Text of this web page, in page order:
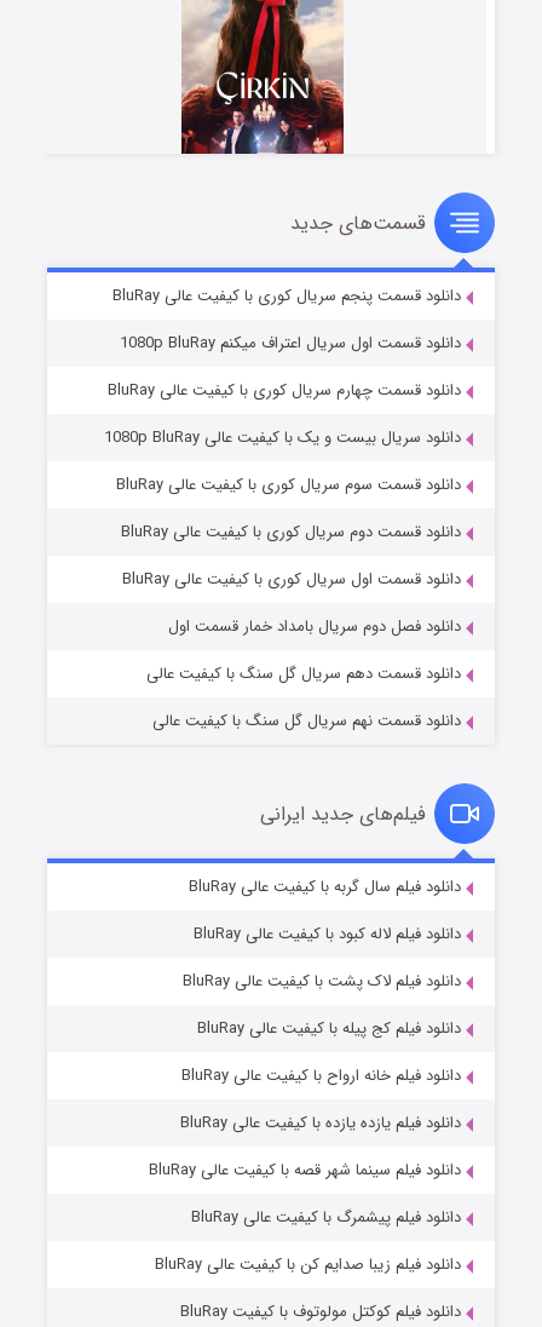
سریال زشت
قسمت5 (زیرنویس) منتشر شد
وستی ها
قسمت1 (زیرنویس) منتشر شد
قسمت6 (زیرنویس) منتشر شد
قسمت‌های جدید
دانلود قسمت پنجم سریال کوری با کیفیت عالی BluRay
دانلود قسمت اول سریال اعتراف میکنم 1080p BluRay
دانلود قسمت چهارم سریال کوری با کیفیت عالی BluRay
دانلود سریال بیست و یک با کیفیت عالی 1080p BluRay
دانلود قسمت سوم سریال کوری با کیفیت عالی BluRay
دانلود قسمت دوم سریال کوری با کیفیت عالی BluRay
دانلود قسمت اول سریال کوری با کیفیت عالی BluRay
دانلود فصل دوم سریال بامداد خمار قسمت اول
دانلود قسمت دهم سریال گل سنگ با کیفیت عالی
دانلود قسمت نهم سریال گل سنگ با کیفیت عالی
فیلم‌های جدید ایرانی
دانلود فیلم سال گربه با کیفیت عالی BluRay
دانلود فیلم لاله کبود با کیفیت عالی BluRay
دانلود فیلم لاک پشت با کیفیت عالی BluRay
دانلود فیلم کج‌ پیله با کیفیت عالی BluRay
دانلود فیلم خانه ارواح با کیفیت عالی BluRay
دانلود فیلم یازده یازده با کیفیت عالی BluRay
دانلود فیلم سینما شهر قصه با کیفیت عالی BluRay
دانلود فیلم پیشمرگ با کیفیت عالی BluRay
دانلود فیلم زیبا صدایم کن با کیفیت عالی BluRay
دانلود فیلم کوکتل مولوتوف با کیفیت BluRay